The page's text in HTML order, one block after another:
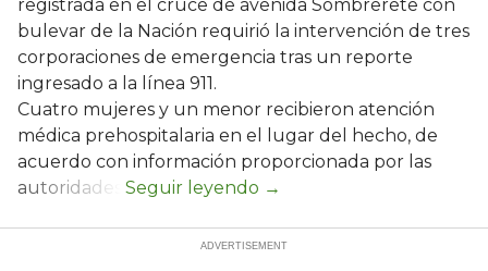
registrada en el cruce de avenida Sombrerete con
bulevar de la Nación requirió la intervención de tres
corporaciones de emergencia tras un reporte
ingresado a la línea 911.
Cuatro mujeres y un menor recibieron atención
médica prehospitalaria en el lugar del hecho, de
acuerdo con información proporcionada por las
autoridades.